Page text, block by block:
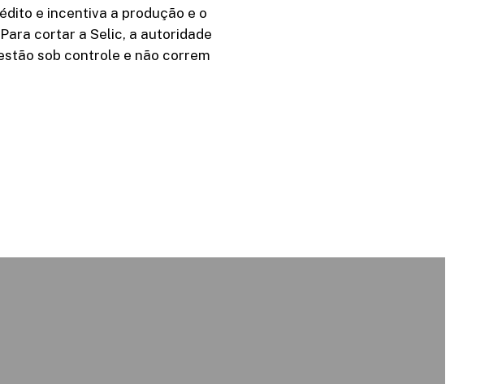
e incentiva a produção e o
cortar a Selic, a autoridade
sob controle e não correm